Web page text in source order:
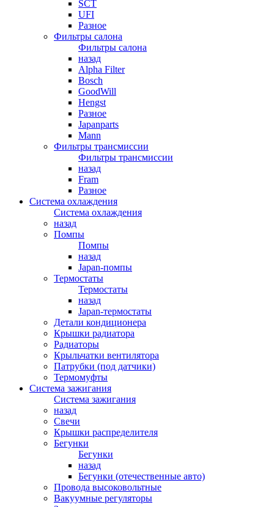
SCT
UFI
Разное
Фильтры салона
Фильтры салона
назад
Alpha Filter
Bosch
GoodWill
Hengst
Разное
Japanparts
Mann
Фильтры трансмиссии
Фильтры трансмиссии
назад
Fram
Разное
Система охлаждения
Система охлаждения
назад
Помпы
Помпы
назад
Japan-помпы
Термостаты
Термостаты
назад
Japan-термостаты
Детали кондиционера
Крышки радиатора
Радиаторы
Крыльчатки вентилятора
Патрубки (под датчики)
Термомуфты
Система зажигания
Система зажигания
назад
Свечи
Крышки распределителя
Бегунки
Бегунки
назад
Бегунки (отечественные авто)
Провода высоковольтные
Вакуумные регуляторы